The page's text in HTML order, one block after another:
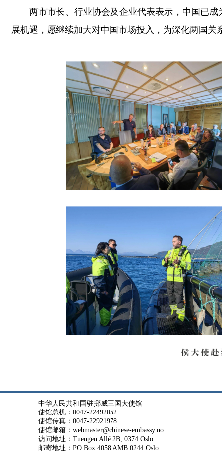
两市市长、行业协会及企业代表表示，中国已
展机遇，愿继续加大对中国市场投入，为深化两国关
中华人民共和国驻挪威王国大使馆
使馆总机：0047-22492052
使馆传真：0047-22921978
使馆邮箱：webmaster@chinese-embassy.no
访问地址：Tuengen Allé 2B, 0374 Oslo
邮寄地址：PO Box 4058 AMB 0244 Oslo